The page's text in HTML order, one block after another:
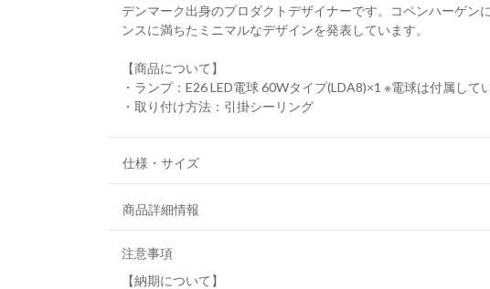
デンマーク出身のプロダクトデザイナーです。コペンハーゲン
ンスに満ちたミニマルなデザインを発表しています。
【商品について】
・ランプ：E26 LED電球 60Wタイプ(LDA8)×1 ※電球は付属して
・取り付け方法：引掛シーリング
仕様・サイズ
商品詳細情報
注意事項
【納期について】